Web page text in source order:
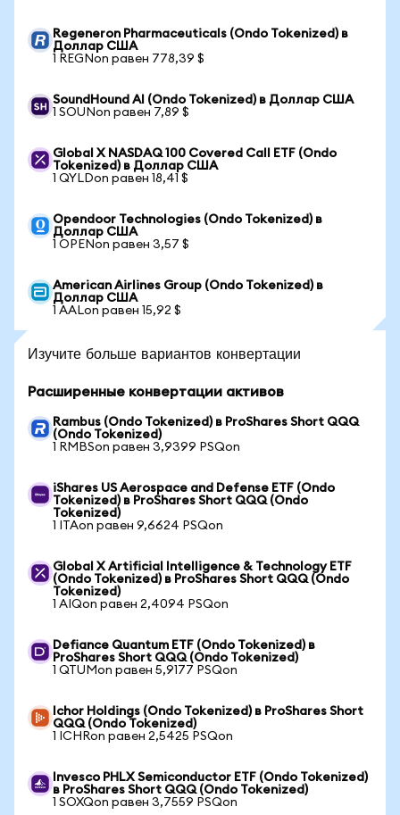
Regeneron Pharmaceuticals (Ondo Tokenized) в
Доллар США
1 REGNon равен 778,39 $
SoundHound AI (Ondo Tokenized) в Доллар США
1 SOUNon равен 7,89 $
Global X NASDAQ 100 Covered Call ETF (Ondo
Tokenized) в Доллар США
1 QYLDon равен 18,41 $
Opendoor Technologies (Ondo Tokenized) в
Доллар США
1 OPENon равен 3,57 $
American Airlines Group (Ondo Tokenized) в
Доллар США
1 AALon равен 15,92 $
Изучите больше вариантов конвертации
Расширенные конвертации активов
Rambus (Ondo Tokenized) в ProShares Short QQQ
(Ondo Tokenized)
1 RMBSon равен 3,9399 PSQon
iShares US Aerospace and Defense ETF (Ondo
Tokenized) в ProShares Short QQQ (Ondo
Tokenized)
1 ITAon равен 9,6624 PSQon
Global X Artificial Intelligence & Technology ETF
(Ondo Tokenized) в ProShares Short QQQ (Ondo
Tokenized)
1 AIQon равен 2,4094 PSQon
Defiance Quantum ETF (Ondo Tokenized) в
ProShares Short QQQ (Ondo Tokenized)
1 QTUMon равен 5,9177 PSQon
Ichor Holdings (Ondo Tokenized) в ProShares Short
QQQ (Ondo Tokenized)
1 ICHRon равен 2,5425 PSQon
Invesco PHLX Semiconductor ETF (Ondo Tokenized)
в ProShares Short QQQ (Ondo Tokenized)
1 SOXQon равен 3,7559 PSQon